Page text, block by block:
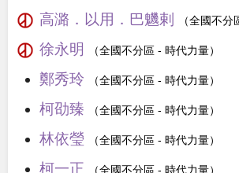
高潞．以用．巴魕剌 （全國不分
徐永明 （全國不分區 - 時代力量）
鄭秀玲 （全國不分區 - 時代力量）
柯劭臻 （全國不分區 - 時代力量）
林依瑩 （全國不分區 - 時代力量）
柯一正 （全國不分區 - 時代力量）